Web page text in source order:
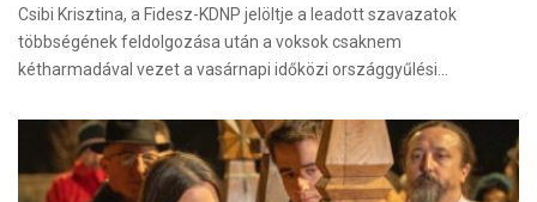
Csibi Krisztina, a Fidesz-KDNP jelöltje a leadott szavazatok
többségének feldolgozása után a voksok csaknem
kétharmadával vezet a vasárnapi időközi országgyűlési…